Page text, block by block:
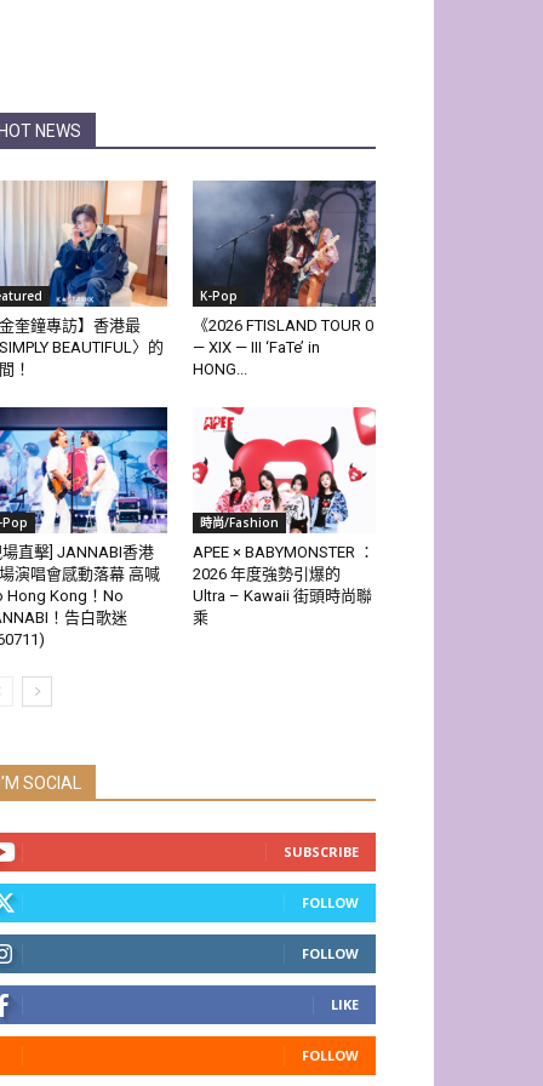
HOT NEWS
金奎鐘專訪】香港最
SIMPLY BEAUTIFUL〉的
！
K-Pop
《2026 FTISLAND TOUR 0
— XIX — III ‘FaTe’ in
HONG...
Pop
場直擊] JANNABI香港
演唱會感動落幕 高喊
Hong Kong！No
！告白歌迷
時尚/Fashion
APEE × BABYMONSTER ：
2026 年度強勢引爆的
Ultra – Kawaii 街頭時尚聯
乘
I'M SOCIAL
SUBSCRIBE
FOLLOW
FOLLOW
LIKE
FOLLOW